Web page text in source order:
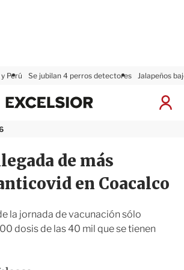
Perú Se jubilan 4 perros detectores Jalapeños
I
S
x
i
r
de más
en Coacalco
la jornada de vacunación sólo
dosis de las 40 mil que se tienen